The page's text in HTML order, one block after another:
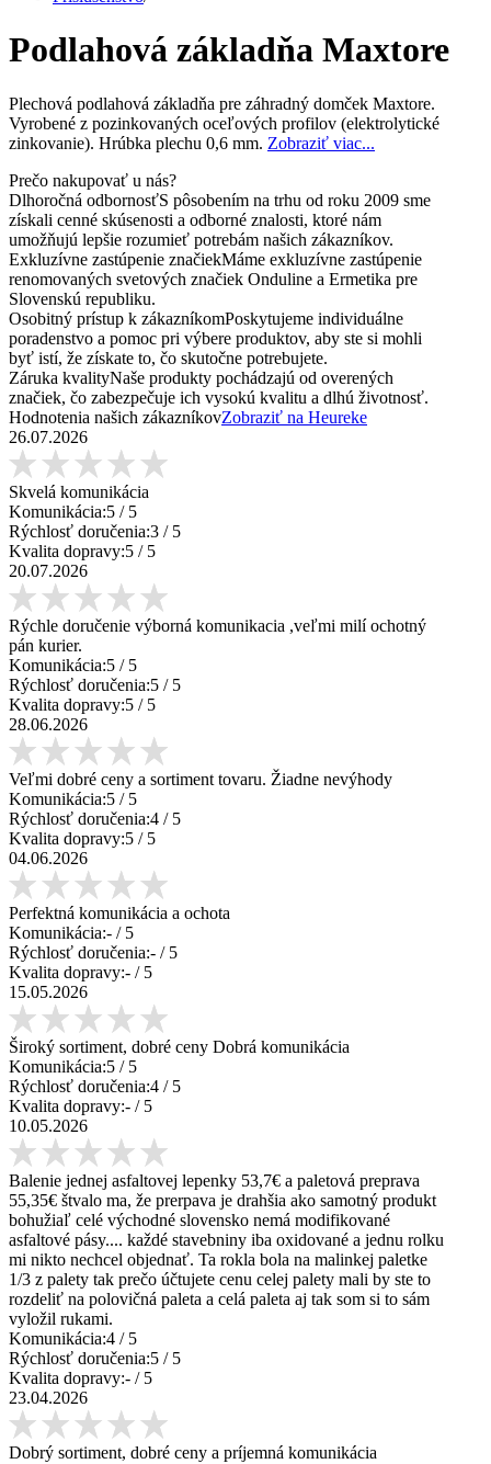
Podlahová základňa Maxtore
Plechová podlahová základňa pre záhradný domček Maxtore.
Vyrobené z pozinkovaných oceľových profilov (elektrolytické
zinkovanie). Hrúbka plechu 0,6 mm. Zobraziť viac...
Prečo nakupovať u nás?
Dlhoročná odbornosťS pôsobením na trhu od roku 2009 sme
získali cenné skúsenosti a odborné znalosti, ktoré nám
umožňujú lepšie rozumieť potrebám našich zákazníkov.
Exkluzívne zastúpenie značiekMáme exkluzívne zastúpenie
renomovaných svetových značiek Onduline a Ermetika pre
Slovenskú republiku.
Osobitný prístup k zákazníkomPoskytujeme individuálne
poradenstvo a pomoc pri výbere produktov, aby ste si mohli
byť istí, že získate to, čo skutočne potrebujete.
Záruka kvalityNaše produkty pochádzajú od overených
značiek, čo zabezpečuje ich vysokú kvalitu a dlhú životnosť.
Hodnotenia našich zákazníkovZobraziť na Heureke
26.07.2026
Skvelá komunikácia
Komunikácia:5 / 5
Rýchlosť doručenia:3 / 5
Kvalita dopravy:5 / 5
20.07.2026
Rýchle doručenie výborná komunikacia ,veľmi milí ochotný
pán kurier.
Komunikácia:5 / 5
Rýchlosť doručenia:5 / 5
Kvalita dopravy:5 / 5
28.06.2026
Veľmi dobré ceny a sortiment tovaru. Žiadne nevýhody
Komunikácia:5 / 5
Rýchlosť doručenia:4 / 5
Kvalita dopravy:5 / 5
04.06.2026
Perfektná komunikácia a ochota
Komunikácia:- / 5
Rýchlosť doručenia:- / 5
Kvalita dopravy:- / 5
15.05.2026
Široký sortiment, dobré ceny Dobrá komunikácia
Komunikácia:5 / 5
Rýchlosť doručenia:4 / 5
Kvalita dopravy:- / 5
10.05.2026
Balenie jednej asfaltovej lepenky 53,7€ a paletová preprava
55,35€ štvalo ma, že prerpava je drahšia ako samotný produkt
bohužiaľ celé východné slovensko nemá modifikované
asfaltové pásy.... každé stavebniny iba oxidované a jednu rolku
mi nikto nechcel objednať. Ta rokla bola na malinkej paletke
1/3 z palety tak prečo účtujete cenu celej palety mali by ste to
rozdeliť na polovičná paleta a celá paleta aj tak som si to sám
vyložil rukami.
Komunikácia:4 / 5
Rýchlosť doručenia:5 / 5
Kvalita dopravy:- / 5
23.04.2026
Dobrý sortiment, dobré ceny a príjemná komunikácia